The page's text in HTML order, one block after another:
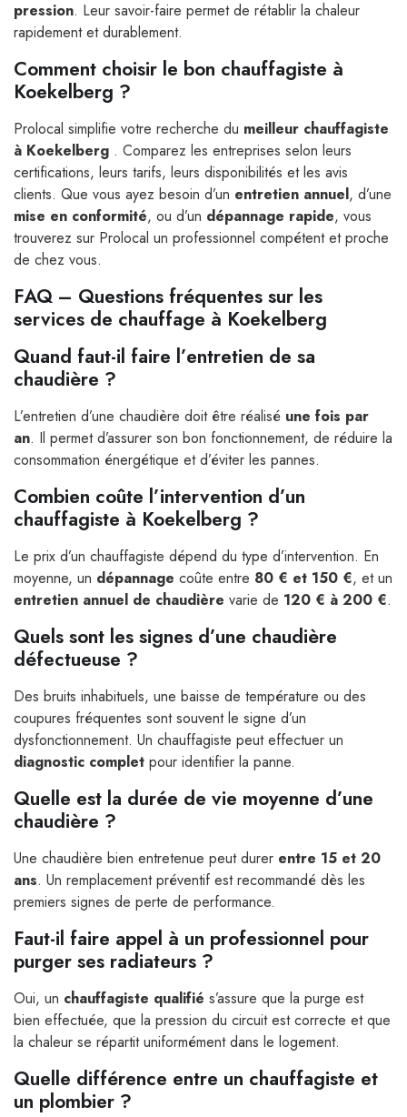
pression. Leur savoir-faire permet de rétablir la chaleur
rapidement et durablement.
Comment choisir le bon chauffagiste à
Koekelberg ?
Prolocal simplifie votre recherche du meilleur chauffagiste
à Koekelberg . Comparez les entreprises selon leurs
certifications, leurs tarifs, leurs disponibilités et les avis
clients. Que vous ayez besoin d’un entretien annuel, d’une
mise en conformité, ou d’un dépannage rapide, vous
trouverez sur Prolocal un professionnel compétent et proche
de chez vous.
FAQ – Questions fréquentes sur les
services de chauffage à Koekelberg
Quand faut-il faire l’entretien de sa
chaudière ?
L’entretien d’une chaudière doit être réalisé une fois par
an. Il permet d’assurer son bon fonctionnement, de réduire la
consommation énergétique et d’éviter les pannes.
Combien coûte l’intervention d’un
chauffagiste à Koekelberg ?
Le prix d’un chauffagiste dépend du type d’intervention. En
moyenne, un dépannage coûte entre 80 € et 150 €, et un
entretien annuel de chaudière varie de 120 € à 200 €.
Quels sont les signes d’une chaudière
défectueuse ?
Des bruits inhabituels, une baisse de température ou des
coupures fréquentes sont souvent le signe d’un
dysfonctionnement. Un chauffagiste peut effectuer un
diagnostic complet pour identifier la panne.
Quelle est la durée de vie moyenne d’une
chaudière ?
Une chaudière bien entretenue peut durer entre 15 et 20
ans. Un remplacement préventif est recommandé dès les
premiers signes de perte de performance.
Faut-il faire appel à un professionnel pour
purger ses radiateurs ?
Oui, un chauffagiste qualifié s’assure que la purge est
bien effectuée, que la pression du circuit est correcte et que
la chaleur se répartit uniformément dans le logement.
Quelle différence entre un chauffagiste et
un plombier ?